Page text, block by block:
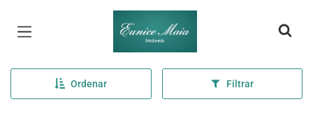
Página inicial
Ordenar Filtrar